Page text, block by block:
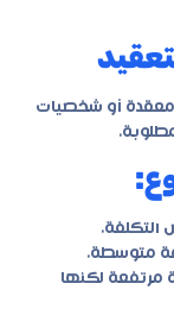
معقدة أو شخصيات
متوسطة.
مرتفعة لكنها